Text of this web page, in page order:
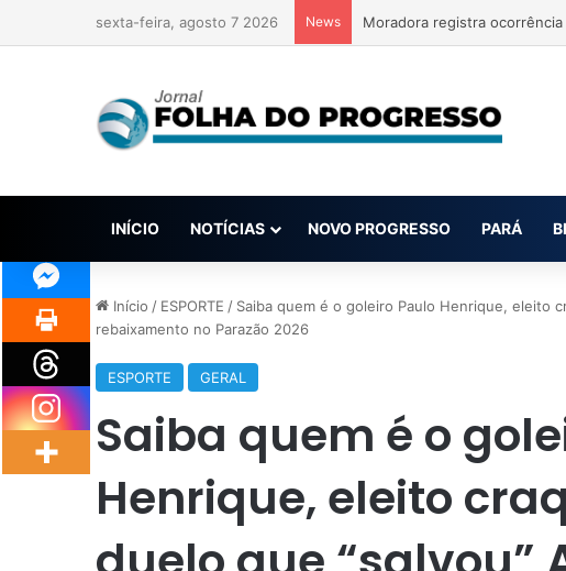
sexta-feira, agosto 7 2026 News
INÍCIO NOTÍCIAS NOVO PROGRESSO PARÁ
Início / ESPORTE / Saiba quem é o goleiro Paulo Henrique, eleito
rebaixamento no Parazão 2026
ESPORTE GERAL
Saiba quem é o
Henrique, eleito